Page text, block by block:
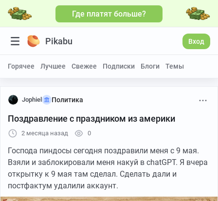
Где платят больше?
Pikabu Вход
Горячее Лучшее Свежее Подписки Блоги Темы
Jophiel Политика
Поздравление с праздником из америки
2 месяца назад 0
Господа пиндосы сегодня поздравили меня с 9 мая.
Взяли и заблокировали меня накуй в chatGPT. Я вчера
открытку к 9 мая там сделал. Сделать дали и
постфактум удалили аккаунт.